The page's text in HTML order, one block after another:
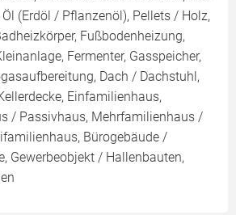
(Erdöl / Pflanzenöl), Pellets / Holz,
Fußbodenheizung,
Fermenter, Gasspeicher,
Dach / Dachstuhl,
Einfamilienhaus,
/ Passivhaus, Mehrfamilienhaus /
Bürogebäude /
Gewerbeobjekt / Hallenbauten,